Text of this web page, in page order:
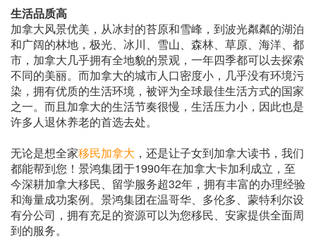
生活品质高
加拿大风景优美，从冰封的苔原和雪峰，到波光粼粼的湖泊
和广阔的林地，极光、冰川、雪山、森林、草原、海洋、都
市，加拿大几乎拥有全地貌的景观，一年四季都可以去探索
不同的美丽。而加拿大的城市人口密度小，几乎没有环境污
染，拥有优质的生活环境，被评为全球最佳生活方式的国家
之一。而且加拿大的生活节奏很慢，生活压力小，因此也是
许多人退休养老的首选去处。
无论是想全家移民加拿大 ，还是让子女到加拿大读书，我们
都能帮到您！景鸿集团于1990年在加拿大卡加利成立，至
今深耕加拿大移民、留学服务超32年，拥有丰富的办理经验
和海量成功案例。景鸿集团在温哥华、多伦多、蒙特利尔设
有分公司，拥有充足的资源可以为您移民、安家提供全面周
到的服务。